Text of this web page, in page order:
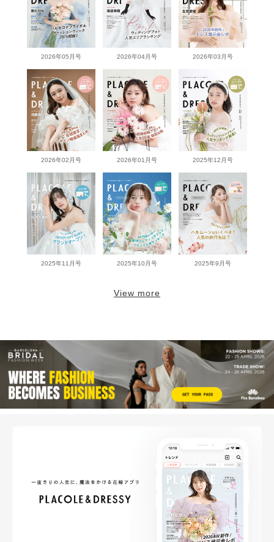
2026年05月号 2026年04月号 2026年03月号
2026年02月号 2026年01月号 2025年12月号
2025年11月号 2025年10月号 2025年9月号
View more